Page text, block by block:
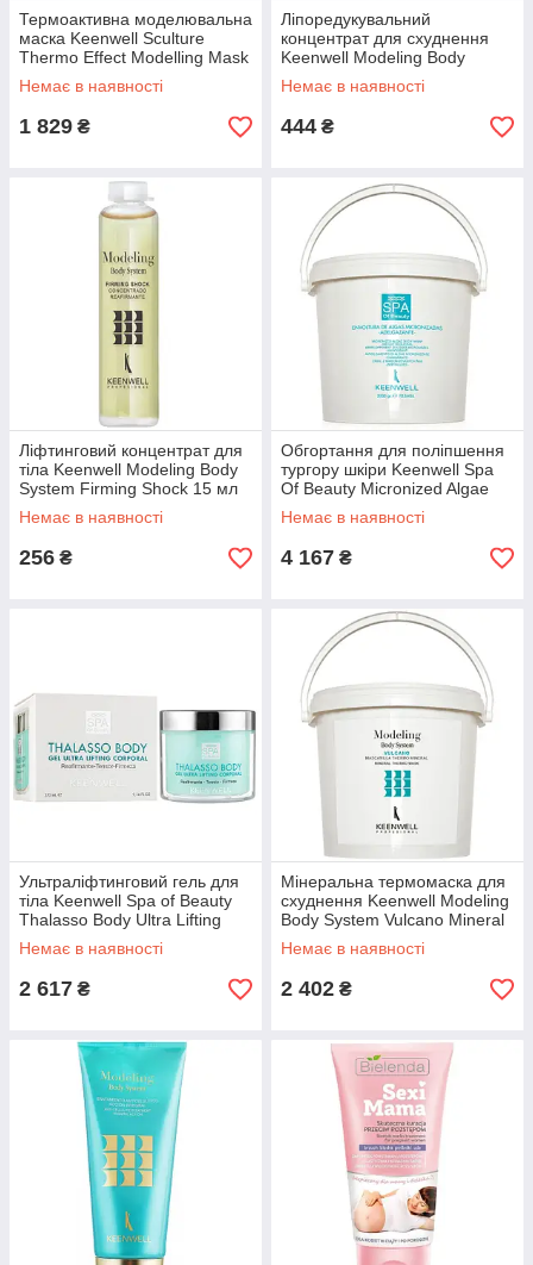
Термоактивна моделювальна
маска Keenwell Sculture
Thermo Effect Modelling Mask
3000г
Немає в наявності
1 829 ₴
Ліпоредукувальний
концентрат для схуднення
Keenwell Modeling Body
System Lipo Shock 15 мл
Немає в наявності
444 ₴
Ліфтинговий концентрат для
тіла Keenwell Modeling Body
System Firming Shock 15 мл
Немає в наявності
256 ₴
Обгортання для поліпшення
тургору шкіри Keenwell Spa
Of Beauty Micronized Algae
Body Wrap Firming 1800мл
Немає в наявності
4 167 ₴
Ультраліфтинговий гель для
тіла Keenwell Spa of Beauty
Thalasso Body Ultra Lifting
Body Gel 270 мл
Немає в наявності
2 617 ₴
Мінеральна термомаска для
схуднення Keenwell Modeling
Body System Vulcano Mineral
Thermo Mask 3000 г
Немає в наявності
2 402 ₴